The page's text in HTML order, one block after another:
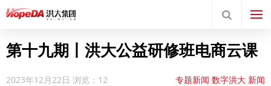
第十九期丨洪大公益研修班电商云课
2023年12月22日 浏览：12 专题新闻 数字洪大 新闻